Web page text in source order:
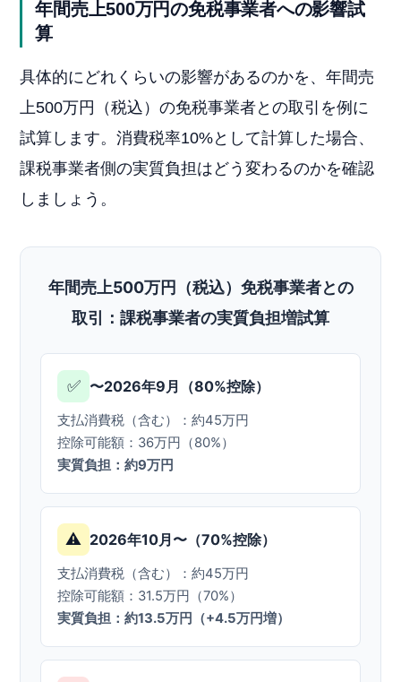
年間売上500万円の免税事業者への影響試
算
具体的にどれくらいの影響があるのかを、年間売
上500万円（税込）の免税事業者との取引を例に
試算します。消費税率10%として計算した場合、
課税事業者側の実質負担はどう変わるのかを確認
しましょう。
年間売上500万円（税込）免税事業者との
取引：課税事業者の実質負担増試算
✅ 〜2026年9月（80%控除）
支払消費税（含む）：約45万円
控除可能額：36万円（80%）
実質負担：約9万円
⚠️ 2026年10月〜（70%控除）
支払消費税（含む）：約45万円
控除可能額：31.5万円（70%）
実質負担：約13.5万円（+4.5万円増）